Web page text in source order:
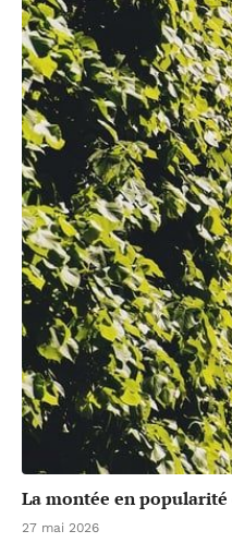
La montée en popularité
27 mai 2026